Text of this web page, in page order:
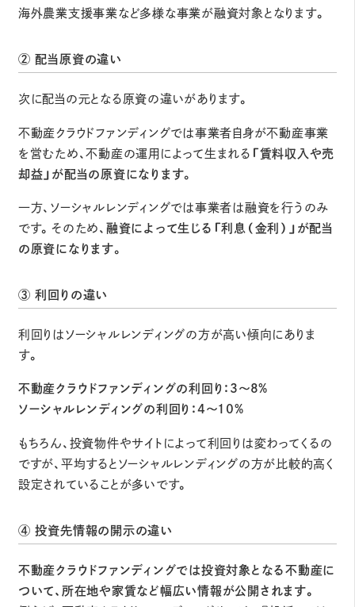
海外農業支援事業など多様な事業が融資対象となります。
② 配当原資の違い
次に配当の元となる原資の違いがあります。
不動産クラウドファンディングでは事業者自身が不動産事業
を営むため、不動産の運用によって生まれる 「賃料収入や売
却益」が配当の原資になります。
一方、ソーシャルレンディングでは事業者は融資を行うのみ
です。そのため、 融資によって生じる「利息（金利）」が配当
の原資になります。
③ 利回りの違い
利回りはソーシャルレンディングの方が高い傾向にありま
す。
不動産クラウドファンディングの利回り：3～8%
ソーシャルレンディングの利回り：4～10%
もちろん、投資物件やサイトによって利回りは変わってくるの
ですが、平均するとソーシャルレンディングの方が比較的高く
設定されていることが多いです。
④ 投資先情報の開示の違い
不動産クラウドファンディングでは投資対象となる不動産に
ついて、所在地や家賃など幅広い情報が公開されます。